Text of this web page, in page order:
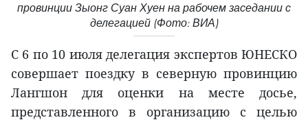
провинции Зыонг Суан Хуен на рабочем заседании с
делегацией (Фото: ВИА)
С 6 по 10 июля делегация экспертов ЮНЕСКО
совершает поездку в северную провинцию
Лангшон для оценки на месте досье,
представленного в организацию с целью